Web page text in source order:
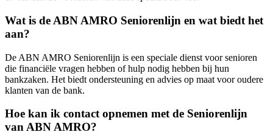
Wat is de ABN AMRO Seniorenlijn en wat biedt het
aan?
De ABN AMRO Seniorenlijn is een speciale dienst voor senioren
die financiële vragen hebben of hulp nodig hebben bij hun
bankzaken. Het biedt ondersteuning en advies op maat voor oudere
klanten van de bank.
Hoe kan ik contact opnemen met de Seniorenlijn
van ABN AMRO?